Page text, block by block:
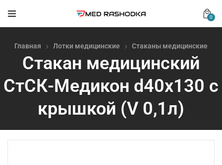
0
Главная Лотки медицинские Стаканы медицинские
Стакан медицинский
СтСК-Медикон d40х130 с
крышкой (V 0,1л)